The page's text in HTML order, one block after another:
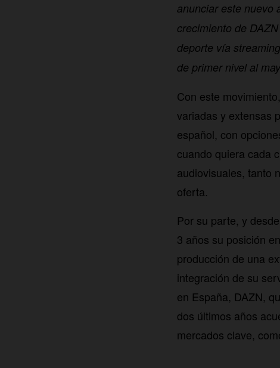
anunciar este nuevo
crecimiento de
deporte vía
de primer nivel al
Con este
variadas y extensas
español, con
cuando quiera cada
audiovisuales, tanto
oferta.
Por su parte, y
3 años su posición
producción de una
integración de su
en España, DAZN,
dos últimos años
mercados clave,